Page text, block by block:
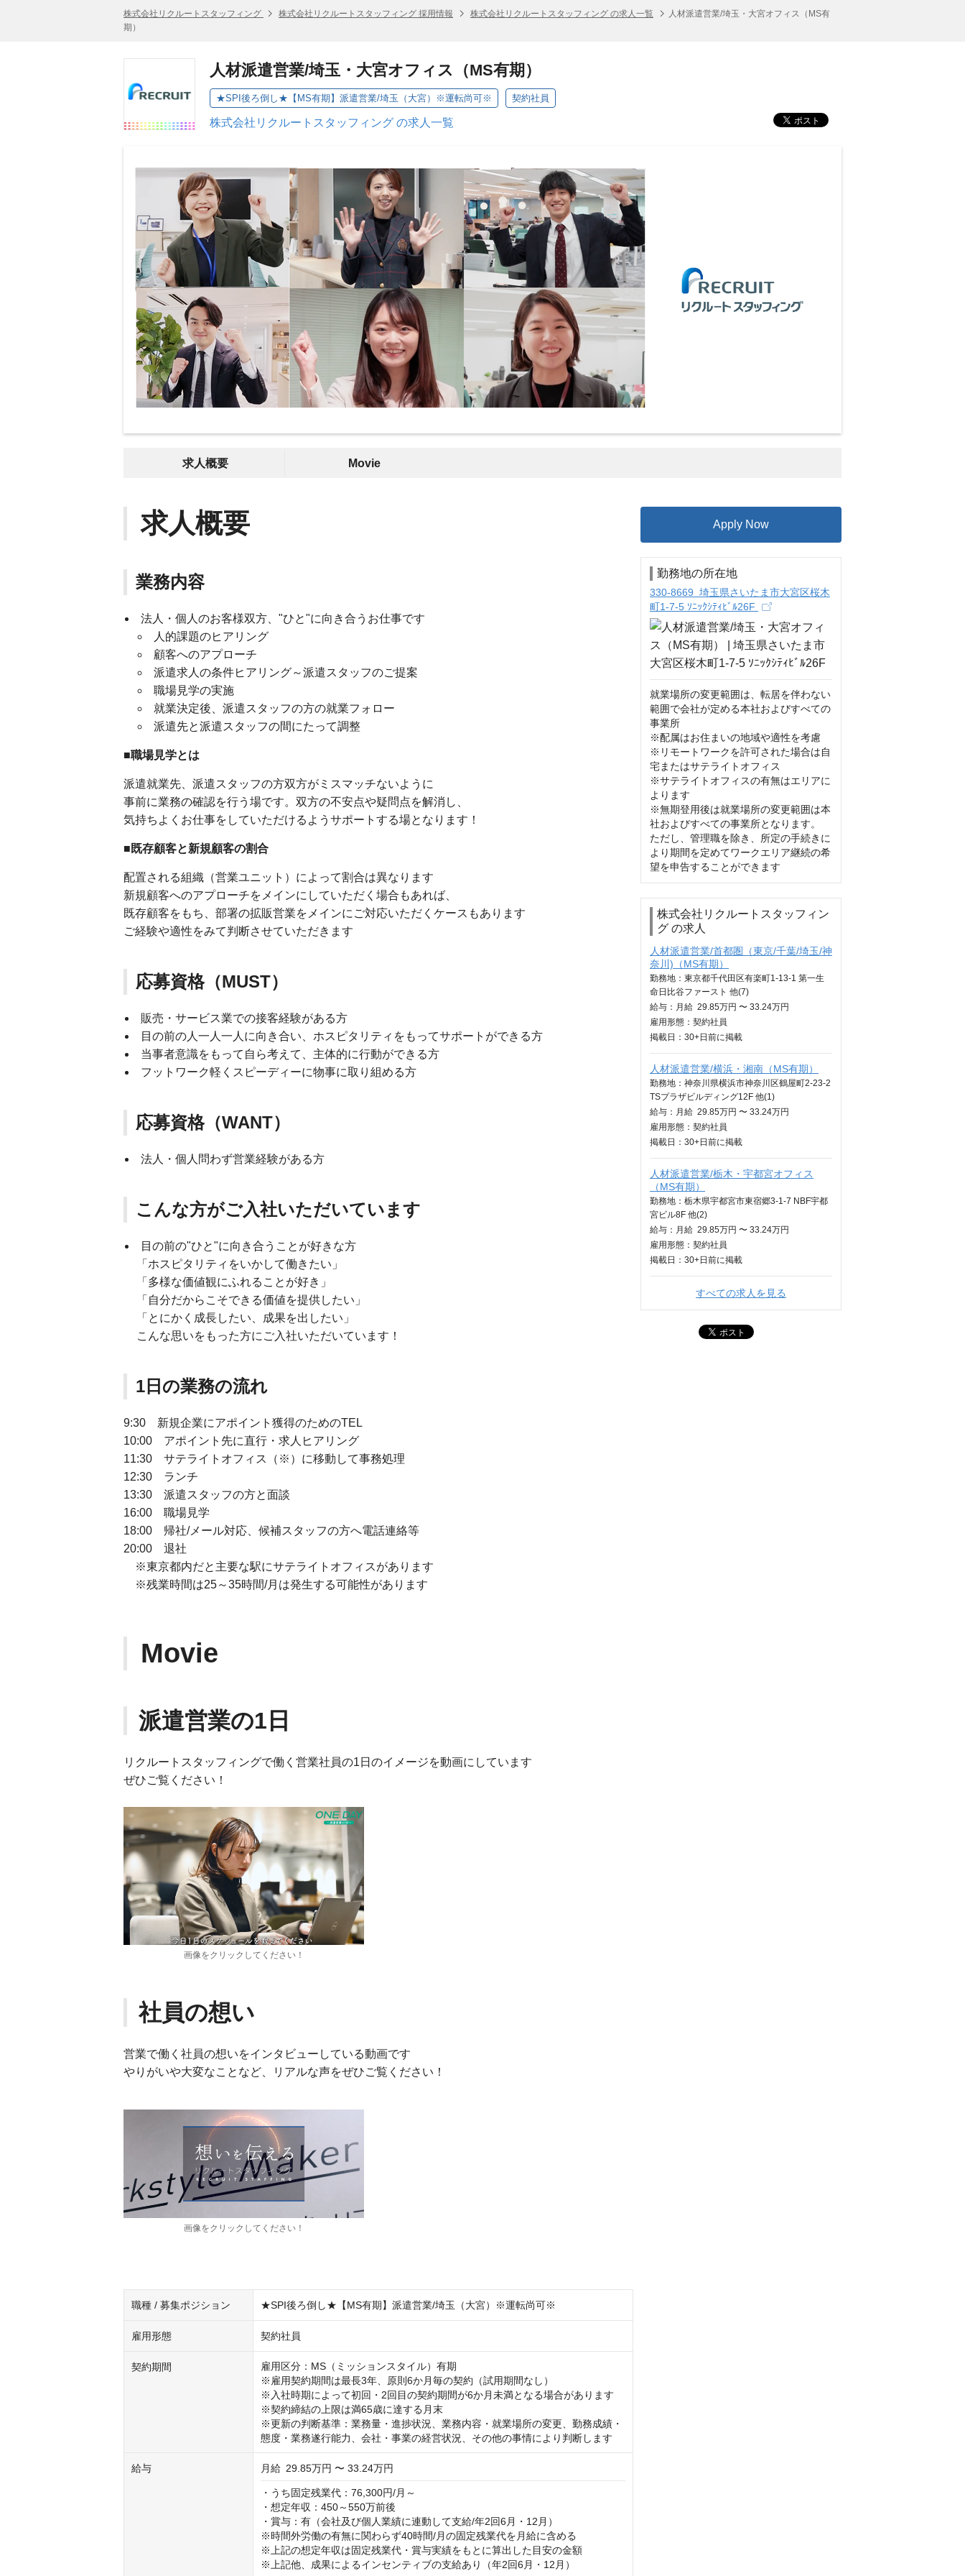
株式会社リクルートスタッフィング 株式会社リクルートスタッフィング 採用情報 株式会社リクルートスタッフィング の求人一覧
人材派遣営業/埼玉・大宮オフィス（MS有
期）
人材派遣営業/埼玉・大宮オフィス（MS有期）
★SPI後ろ倒し★【MS有期】派遣営業/埼玉（大宮）※運転尚可※ 契約社員
株式会社リクルートスタッフィング の求人一覧
求人概要 Movie
求人概要
業務内容
法人・個人のお客様双方、"ひと"に向き合うお仕事です
人的課題のヒアリング
顧客へのアプローチ
派遣求人の条件ヒアリング～派遣スタッフのご提案
職場見学の実施
就業決定後、派遣スタッフの方の就業フォロー
派遣先と派遣スタッフの間にたって調整
■職場見学とは
派遣就業先、派遣スタッフの方双方がミスマッチないように
事前に業務の確認を行う場です。双方の不安点や疑問点を解消し、
気持ちよくお仕事をしていただけるようサポートする場となります！
■既存顧客と新規顧客の割合
配置される組織（営業ユニット）によって割合は異なります
新規顧客へのアプローチをメインにしていただく場合もあれば、
既存顧客をもち、部署の拡販営業をメインにご対応いただくケースもあります
ご経験や適性をみて判断させていただきます
応募資格（MUST）
販売・サービス業での接客経験がある方
目の前の人一人一人に向き合い、ホスピタリティをもってサポートができる方
当事者意識をもって自ら考えて、主体的に行動ができる方
フットワーク軽くスピーディーに物事に取り組める方
応募資格（WANT）
法人・個人問わず営業経験がある方
こんな方がご入社いただいています
目の前の"ひと"に向き合うことが好きな方
「ホスピタリティをいかして働きたい」
「多様な価値観にふれることが好き」
「自分だからこそできる価値を提供したい」
「とにかく成長したい、成果を出したい」
こんな思いをもった方にご入社いただいています！
1日の業務の流れ
9:30 新規企業にアポイント獲得のためのTEL
10:00 アポイント先に直行・求人ヒアリング
11:30 サテライトオフィス（※）に移動して事務処理
12:30 ランチ
13:30 派遣スタッフの方と面談
16:00 職場見学
18:00 帰社/メール対応、候補スタッフの方へ電話連絡等
20:00 退社
※東京都内だと主要な駅にサテライトオフィスがあります
※残業時間は25～35時間/月は発生する可能性があります
Movie
派遣営業の1日
リクルートスタッフィングで働く営業社員の1日のイメージを動画にしています
ぜひご覧ください！
画像をクリックしてください！
社員の想い
営業で働く社員の想いをインタビューしている動画です
やりがいや大変なことなど、リアルな声をぜひご覧ください！
画像をクリックしてください！
職種 / 募集ポジション ★SPI後ろ倒し★【MS有期】派遣営業/埼玉（大宮）※運転尚可※
雇用形態 契約社員
契約期間
雇用区分：MS（ミッションスタイル）有期
※雇用契約期間は最長3年、原則6か月毎の契約（試用期間なし）
※入社時期によって初回・2回目の契約期間が6か月未満となる場合があります
※契約締結の上限は満65歳に達する月末
※更新の判断基準：業務量・進捗状況、業務内容・就業場所の変更、勤務成績・
態度・業務遂行能力、会社・事業の経営状況、その他の事情により判断します
給与 月給 29.85万円 〜 33.24万円
・うち固定残業代：76,300円/月～
・想定年収：450～550万前後
・賞与：有（会社及び個人業績に連動して支給/年2回6月・12月）
※時間外労働の有無に関わらず40時間/月の固定残業代を月給に含める
※上記の想定年収は固定残業代・賞与実績をもとに算出した目安の金額
※上記他、成果によるインセンティブの支給あり（年2回6月・12月）
Apply Now
勤務地の所在地
330-8669 埼玉県さいたま市大宮区桜木
町1-7-5 ｿﾆｯｸｼﾃｨﾋﾞﾙ26F
就業場所の変更範囲は、転居を伴わない
範囲で会社が定める本社およびすべての
事業所
※配属はお住まいの地域や適性を考慮
※リモートワークを許可された場合は自
宅またはサテライトオフィス
※サテライトオフィスの有無はエリアに
よります
※無期登用後は就業場所の変更範囲は本
社およびすべての事業所となります。
ただし、管理職を除き、所定の手続きに
より期間を定めてワークエリア継続の希
望を申告することができます
株式会社リクルートスタッフィン
グ の求人
人材派遣営業/首都圏（東京/千葉/埼玉/神
奈川)（MS有期）
勤務地：東京都千代田区有楽町1-13-1 第一生
命日比谷ファースト 他(7)
給与： 月給 29.85万円 〜 33.24万円
雇用形態：契約社員
掲載日： 30+日 前に掲載
人材派遣営業/横浜・湘南（MS有期）
勤務地：神奈川県横浜市神奈川区鶴屋町2-23-2
TSプラザビルディング12F 他(1)
給与： 月給 29.85万円 〜 33.24万円
雇用形態：契約社員
掲載日： 30+日 前に掲載
人材派遣営業/栃木・宇都宮オフィス
（MS有期）
勤務地：栃木県宇都宮市東宿郷3-1-7 NBF宇都
宮ビル8F 他(2)
給与： 月給 29.85万円 〜 33.24万円
雇用形態：契約社員
掲載日： 30+日 前に掲載
すべての求人を見る